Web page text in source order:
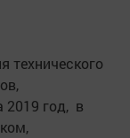
технического
год, в